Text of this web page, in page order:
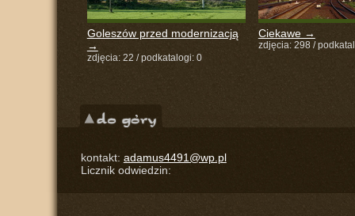
Goleszów przed modernizacją
→
zdjęcia: 22 / podkatalogi: 0
Ciekawe →
zdjęcia: 298 /
kontakt: adamus4491@wp.pl
Licznik odwiedzin: